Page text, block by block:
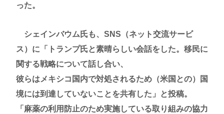
った。
シェインバウム氏も、SNS（ネット交流サービ
ス）に「トランプ氏と素晴らしい会話をした。移民に
関する戦略について話し合い、
彼らはメキシコ国内で対処されるため（米国との）国
境には到達していないことを共有した」と投稿。
「麻薬の利用防止のため実施している取り組みの協力